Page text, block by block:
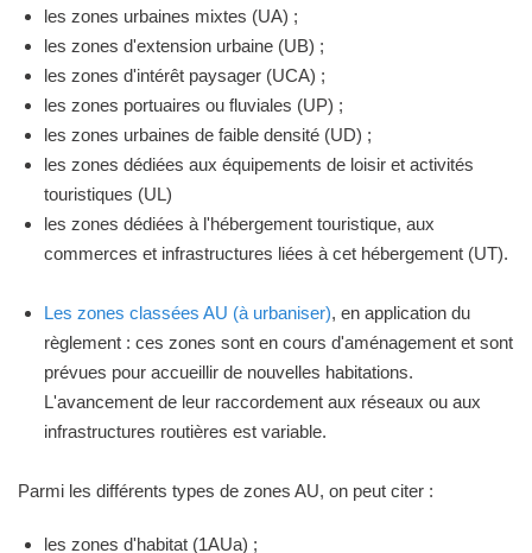
les zones urbaines mixtes (UA) ;
les zones d'extension urbaine (UB) ;
les zones d'intérêt paysager (UCA) ;
les zones portuaires ou fluviales (UP) ;
les zones urbaines de faible densité (UD) ;
les zones dédiées aux équipements de loisir et activités
touristiques (UL)
les zones dédiées à l'hébergement touristique, aux
commerces et infrastructures liées à cet hébergement (UT).
Les zones classées AU (à urbaniser), en application du
règlement : ces zones sont en cours d'aménagement et sont
prévues pour accueillir de nouvelles habitations.
L'avancement de leur raccordement aux réseaux ou aux
infrastructures routières est variable.
Parmi les différents types de zones AU, on peut citer :
les zones d'habitat (1AUa) ;